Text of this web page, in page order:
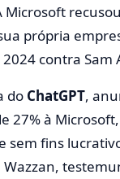
própria
contra Sam
do ChatGPT,
27% à
sem fins
Wazzan,